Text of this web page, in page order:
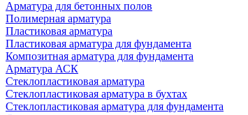
Арматура для бетонных полов
Полимерная арматура
Пластиковая арматура
Пластиковая арматура для фундамента
Композитная арматура для фундамента
Арматура АСК
Cтеклопластиковая арматура
Стеклопластиковая арматура в бухтах
Стеклопластиковая арматура для фундамента